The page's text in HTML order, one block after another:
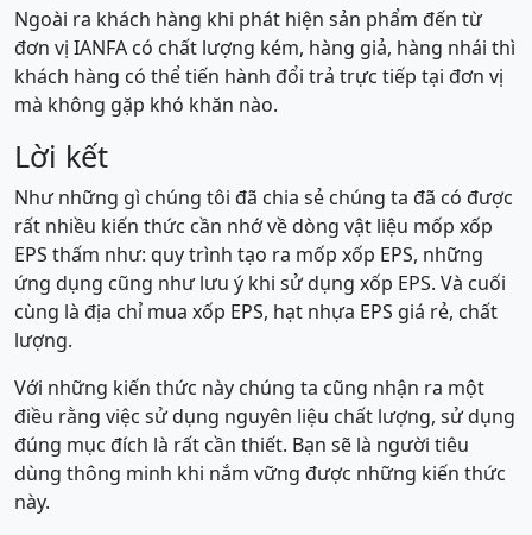
Ngoài ra khách hàng khi phát hiện sản phẩm đến từ
đơn vị IANFA có chất lượng kém, hàng giả, hàng nhái thì
khách hàng có thể tiến hành đổi trả trực tiếp tại đơn vị
mà không gặp khó khăn nào.
Lời kết
Như những gì chúng tôi đã chia sẻ chúng ta đã có được
rất nhiều kiến thức cần nhớ về dòng vật liệu mốp xốp
EPS thấm như: quy trình tạo ra mốp xốp EPS, những
ứng dụng cũng như lưu ý khi sử dụng xốp EPS. Và cuối
cùng là địa chỉ mua xốp EPS, hạt nhựa EPS giá rẻ, chất
lượng.
Với những kiến thức này chúng ta cũng nhận ra một
điều rằng việc sử dụng nguyên liệu chất lượng, sử dụng
đúng mục đích là rất cần thiết. Bạn sẽ là người tiêu
dùng thông minh khi nắm vững được những kiến thức
này.